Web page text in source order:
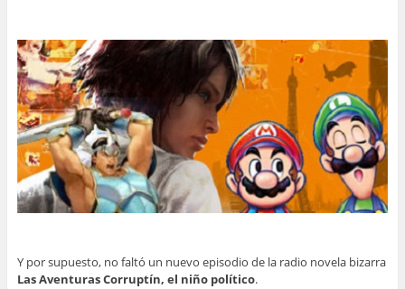
Y por supuesto, no faltó un nuevo episodio de la radio novela bizarra
Las Aventuras Corruptín, el niño político.